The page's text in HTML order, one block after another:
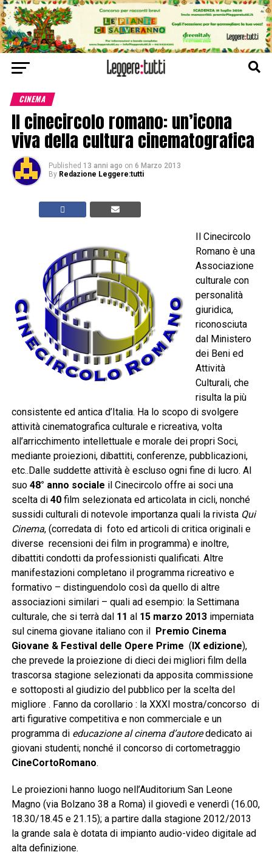
CINEMA
Il cinecircolo romano: un’icona
viva della cultura cinematografica
Published 13 anni ago on 6 Marzo 2013
By Redazione Leggere:tutti
Il Cinecircolo
Romano è una
Associazione
culturale con
personalità
giuridica,
riconosciuta
dal Ministero
dei Beni ed
Attività
Culturali, che
risulta la più
consistente ed antica d’Italia. Ha lo scopo di svolgere
attività cinematografica culturale e ricreativa, volta
all’arricchimento intellettuale e morale dei propri Soci,
mediante proiezioni, dibattiti, conferenze, pubblicazioni,
etc..Dalle suddette attività è escluso ogni fine di lucro. Al
suo 48° anno sociale il Cinecircolo offre ai soci una
scelta di 40film selezionata ed articolata in cicli, nonché
sussidi culturali di notevole importanza quali la rivista Qui
Cinema, (corredata di foto ed articoli di critica originali e
diverse recensioni dei film in programma) e inoltre,
dibattiti condotti da professionisti qualificati. Altre
manifestazioni completano il programma ricreativo e
formativo – distinguendolo così da quello di altre
associazioni similari – quali ad esempio: la Settimana
culturale, che si terrà dal 11 al 15 marzo 2013imperniata
sul cinema giovane italiano con il
Premio Cinema
Giovane & Festival delle Opere Prime ( IX edizione),
che prevede la proiezione di dieci dei migliori film della
trascorsa stagione selezionati da apposita commissione
e sottoposti al giudizio del pubblico per la scelta del
migliore . Fanno da corollario : la XXXI mostra/concorso di
arti figurative competitiva e non commerciale e un
programma di educazione al cinema d’autorededicato ai
giovani studenti; nonché il concorso di cortometraggio
CineCortoRomano.
Le proiezioni hanno luogo nell’Auditorium San Leone
Magno (via Bolzano 38 a Roma) il giovedì e venerdì (16.00,
18.30/18.45 e 21.15); a partire dalla stagione 2012/2013
la grande sala è dotata di impianto audio-video digitale ad
alta definizione.